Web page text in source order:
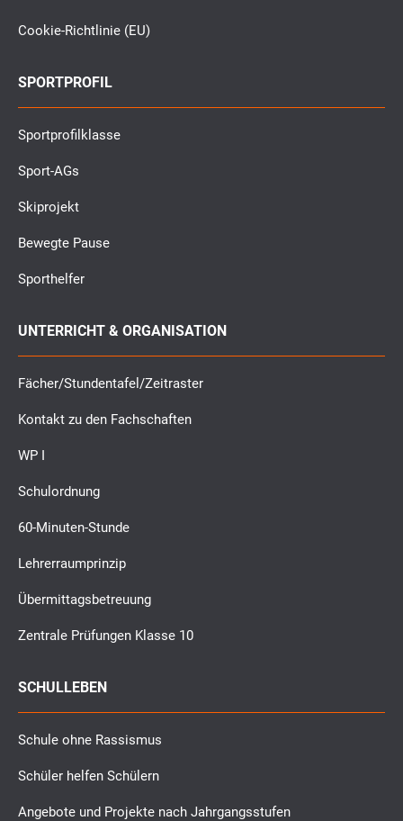
Cookie-Richtlinie (EU)
SPORTPROFIL
Sportprofilklasse
Sport-AGs
Skiprojekt
Bewegte Pause
Sporthelfer
UNTERRICHT & ORGANISATION
Fächer/Stundentafel/Zeitraster
Kontakt zu den Fachschaften
WP I
Schulordnung
60-Minuten-Stunde
Lehrerraumprinzip
Übermittagsbetreuung
Zentrale Prüfungen Klasse 10
SCHULLEBEN
Schule ohne Rassismus
Schüler helfen Schülern
Angebote und Projekte nach Jahrgangsstufen